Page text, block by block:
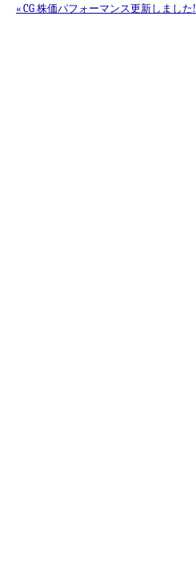
« CG 株価パフォーマンス更新しました!